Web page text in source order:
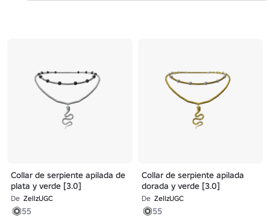
Collar de serpiente apilada de
plata y verde [3.0]
De ZellzUGC
55
Collar de serpiente apilada
dorada y verde [3.0]
De ZellzUGC
55